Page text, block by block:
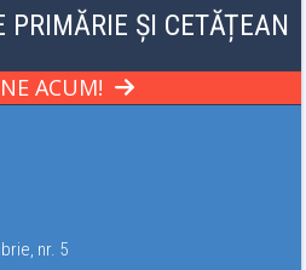
PRIMĂRIE ȘI CETĂȚEAN
ACUM!
nr. 5